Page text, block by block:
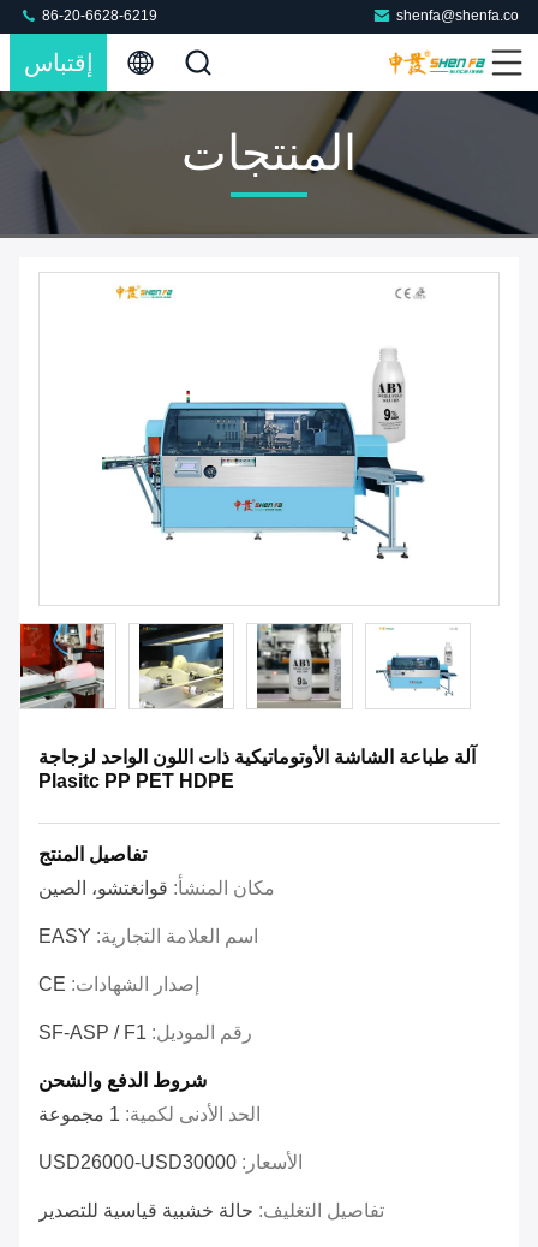
shenfa@shenfa.co
86-20-6628-6219
إقتباس
المنتجات
آلة طباعة الشاشة الأوتوماتيكية ذات اللون الواحد لزجاجة
Plasitc PP PET HDPE
تفاصيل المنتج
مكان المنشأ: قوانغتشو، الصين
اسم العلامة التجارية: EASY
إصدار الشهادات: CE
رقم الموديل: SF-ASP / F1
شروط الدفع والشحن
الحد الأدنى لكمية: 1 مجموعة
الأسعار: USD26000-USD30000
تفاصيل التغليف: حالة خشبية قياسية للتصدير